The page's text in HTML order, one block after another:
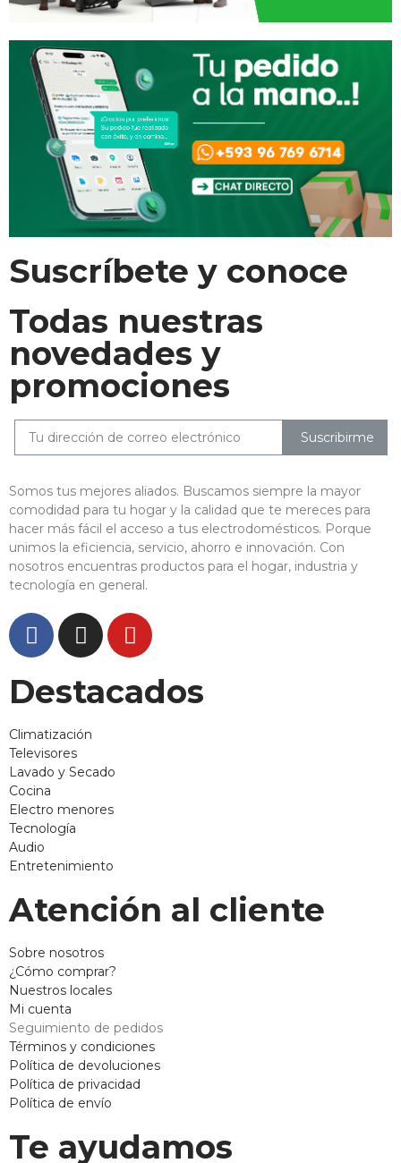
Suscríbete y conoce
Todas nuestras
novedades y
promociones
Suscribirme
Somos tus mejores aliados. Buscamos siempre la mayor
comodidad para tu hogar y la calidad que te mereces para
hacer más fácil el acceso a tus electrodomésticos. Porque
unimos la eficiencia, servicio, ahorro e innovación. Con
nosotros encuentras productos para el hogar, industria y
tecnología en general.
Destacados
Climatización
Televisores
Lavado y Secado
Cocina
Electro menores
Tecnología
Audio
Entretenimiento
Atención al cliente
Sobre nosotros
¿Cómo comprar?
Nuestros locales
Mi cuenta
Seguimiento de pedidos
Términos y condiciones
Política de devoluciones
Política de privacidad
Política de envío
Te ayudamos